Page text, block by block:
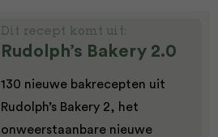
Dit recept komt uit:
Rudolph’s Bakery 2.0
130 nieuwe bakrecepten uit
Rudolph’s Bakery 2, het
onweerstaanbare nieuwe